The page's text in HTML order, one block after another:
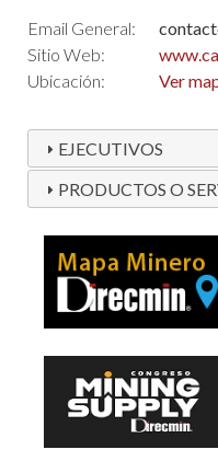
Email General:
Sitio Web:
Ubicación:
Ver
EJECUTIVOS
PRODUCTOS O